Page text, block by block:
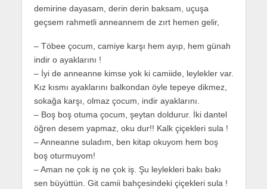
demirine dayasam, derin derin baksam, uçuşa
geçsem rahmetli anneannem de zırt hemen gelir,
– Töbee çocum, camiye karşı hem ayıp, hem günah
indir o ayaklarını !
– İyi de anneanne kimse yok ki camiide, leylekler var.
Kız kısmı ayaklarını balkondan öyle tepeye dikmez,
sokağa karşı, olmaz çocum, indir ayaklarını.
– Boş boş otuma çocum, şeytan doldurur. İki dantel
öğren desem yapmaz, oku dur!! Kalk çiçekleri sula !
– Anneanne suladım, ben kitap okuyom hem boş
boş oturmuyom!
– Aman ne çok iş ne çok iş. Şu leylekleri bakı bakı
sen büyüttün. Git camii bahçesindeki çiçekleri sula !